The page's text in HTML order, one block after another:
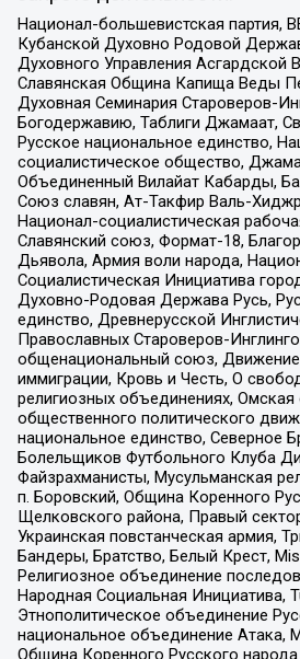
Национал-большевистская партия,
Кубанской Духовно Родовой
Духовного Управления Асгардской
Славянская Община Капища Веды
Духовная Семинария Староверов-
Богодержавию, Таблиги Джамаат,
Русское национальное единство,
социалистическое общество,
Объединенный Вилайат Кабарды,
Союз славян, Ат-Такфир Валь-
Национал-социалистическая
Славянский союз, Формат-18,
Дьявола, Армия воли народа,
Социалистическая Инициатива
Духовно-Родовая Держава Русь,
единство, Древнерусской
Православных Староверов-
общенациональный союз, Движение
иммиграции, Кровь и Честь, О
религиозных объединениях, Омская
общественного политического
национальное единство, Северное
Болельщиков Футбольного Клуба
Файзрахманисты, Мусульманская
п. Боровский, Община Коренного
Щелковского района, Правый
Украинская повстанческая армия,
Бандеры, Братство, Белый Крест,
Религиозное объединение
Народная Социальная Инициатива,
Этнополитическое объединение
национальное объединение Атака,
Община Коренного Русского народа